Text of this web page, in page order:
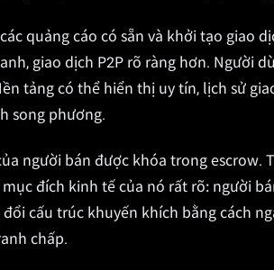
quảng cáo có sẵn và khởi tạo giao
giao dịch P2P rõ ràng hơn. Người
tảng có thể hiển thị uy tín, lịch sử
song phương.
người bán được khóa trong escrow.
đích kinh tế của nó rất rõ: người
cấu trúc khuyến khích bằng cách
chấp.